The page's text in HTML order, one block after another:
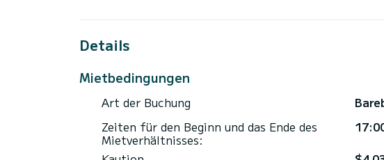
Dieses Excess 11 Es ist mit 2 Toiletten mit Dusche
Es verfügt über folgende Ausstattung: Autopilot,
Für jede Anfrage Informationen oder reservieren,
„Angebot anfordern“. Ein Mitglied des SamBoat-Teams
Details
Mietbedingungen
Art der Buchung
Zeiten für den Beginn und das Ende des
Mietverhältnisses: